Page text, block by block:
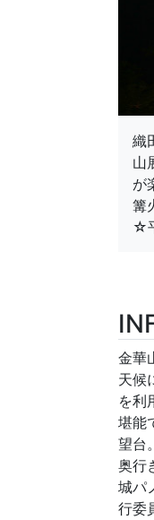
織
山
が
篝
☆
金華
天候
を利
堪能
望台
奥行
城パ
行委